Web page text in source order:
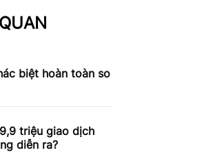
biệt hoàn toàn so
triệu giao dịch
diễn ra?